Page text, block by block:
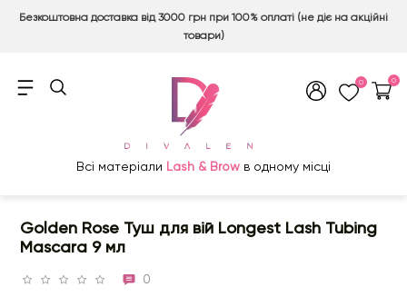
Безкоштовна доставка від 3000 грн при 100% оплаті (не діє на акційні
товари)
0 0
Всі матеріали Lash & Brow в одному місці
Golden Rose Туш для вій Longest Lash Tubing
Mascara 9 мл
0